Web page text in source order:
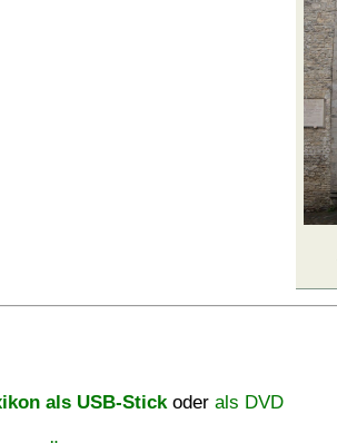
als USB-Stickoder als DVD